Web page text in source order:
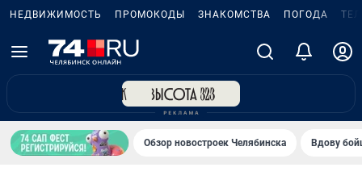
НЕДВИЖИМОСТЬ ПРОМОКОДЫ ЗНАКОМСТВА ПОГОДА
Обзор новостроек Челябинска Вдову